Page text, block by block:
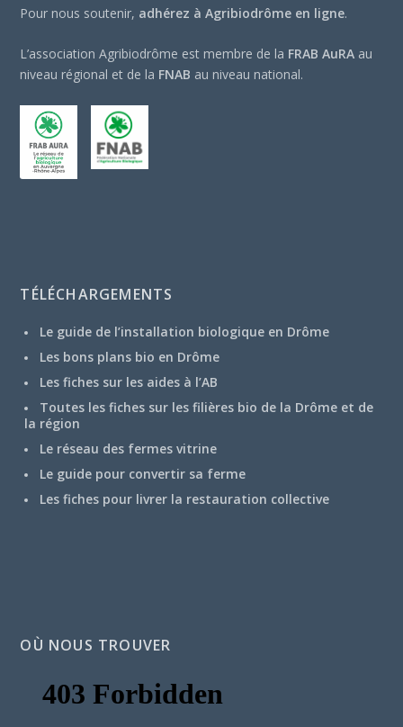
Pour nous soutenir, adhérez à Agribiodrôme en ligne.
L’association Agribiodrôme est membre de la FRAB AuRA au
niveau régional et de la FNAB au niveau national.
TÉLÉCHARGEMENTS
Le guide de l’installation biologique en Drôme
Les bons plans bio en Drôme
Les fiches sur les aides à l’AB
Toutes les fiches sur les filières bio de la Drôme et de
la région
Le réseau des fermes vitrine
Le guide pour convertir sa ferme
Les fiches pour livrer la restauration collective
OÙ NOUS TROUVER